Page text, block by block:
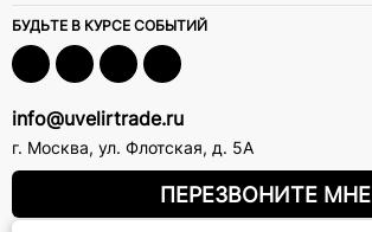
БУДЬТЕ В КУРСЕ СОБЫТИЙ
info@uvelirtrade.ru
г. Москва, ул. Флотская, д. 5А
ПЕРЕЗВОНИТЕ МНЕ